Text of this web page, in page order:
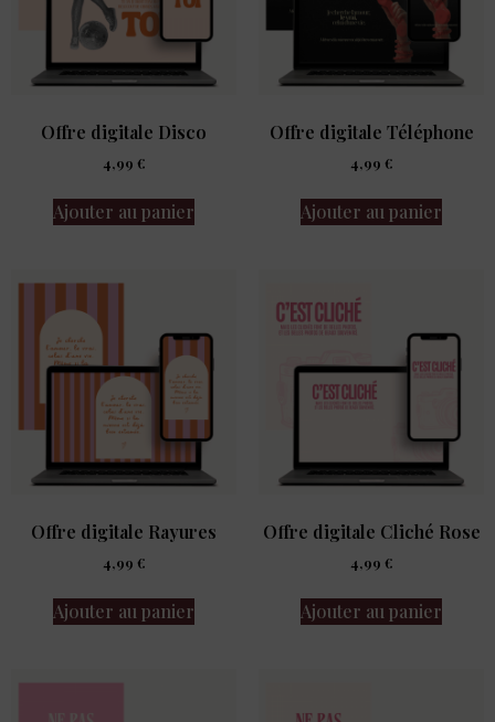
Offre digitale Disco
4,99 €
Ajouter au panier
Offre digitale Téléphone
4,99 €
Ajouter au panier
Offre digitale Rayures
4,99 €
Ajouter au panier
Offre digitale Cliché Rose
4,99 €
Ajouter au panier